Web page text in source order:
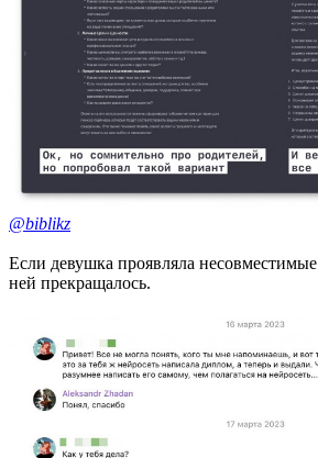
@biblikz
Если девушка проявляла
ней прекращалось.